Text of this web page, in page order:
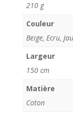
210 g
Couleur
Beige, Ecru,
Largeur
150 cm
Matière
Coton